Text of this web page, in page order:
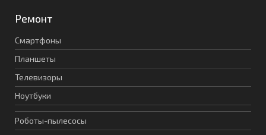
Ремонт
Смартфоны
Планшеты
Телевизоры
Ноутбуки
Роботы-пылесосы